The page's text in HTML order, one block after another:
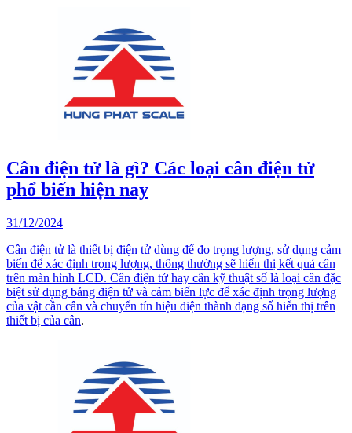
Cân điện tử là gì? Các loại cân điện tử
phổ biến hiện nay
31/12/2024
Cân điện tử là thiết bị điện tử dùng để đo trọng lượng, sử dụng cảm
biến để xác định trọng lượng, thông thường sẽ hiển thị kết quả cân
trên màn hình LCD. Cân điện tử hay cân kỹ thuật số là loại cân đặc
biệt sử dụng bảng điện tử và cảm biến lực để xác định trọng lượng
của vật cần cân và chuyển tín hiệu điện thành dạng số hiển thị trên
thiết bị của cân.